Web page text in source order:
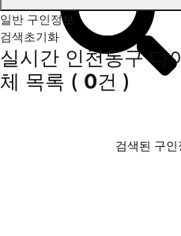
일반 구인정보
검색초기화
실시간 인천동구 다
체 목록 ( 0건 )
검색된 구